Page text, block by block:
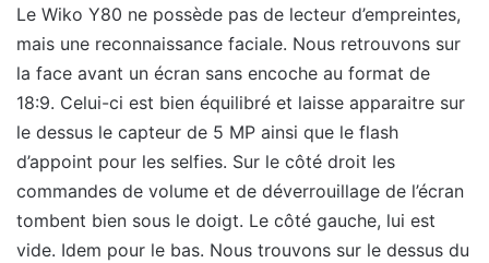
Le Wiko Y80 ne possède pas de lecteur d’empreintes,
mais une reconnaissance faciale. Nous retrouvons sur
la face avant un écran sans encoche au format de
18:9. Celui-ci est bien équilibré et laisse apparaitre sur
le dessus le capteur de 5 MP ainsi que le flash
d’appoint pour les selfies. Sur le côté droit les
commandes de volume et de déverrouillage de l’écran
tombent bien sous le doigt. Le côté gauche, lui est
vide. Idem pour le bas. Nous trouvons sur le dessus du